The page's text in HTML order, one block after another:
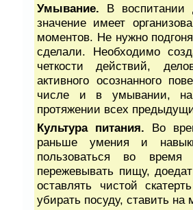
Умывание. В воспитании
значение имеет
моментов. Не нужно
сделали. Необходимо
четкости действий,
активного осознанного
числе и в умывании,
протяжении всех
Культура питания. Во
раньше умения и
пользоваться во
пережевывать пищу,
оставлять чистой
убирать посуду, ставить на